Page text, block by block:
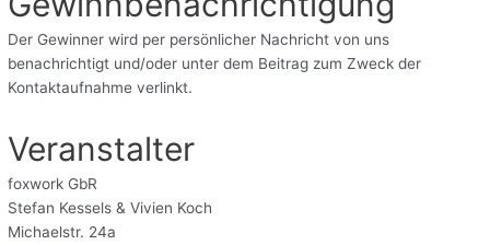
Der Gewinner wird per persönlicher Nachricht von uns
benachrichtigt und/oder unter dem Beitrag zum Zweck der
Kontaktaufnahme verlinkt.
Veranstalter
foxwork GbR
Stefan Kessels & Vivien Koch
Michaelstr. 24a